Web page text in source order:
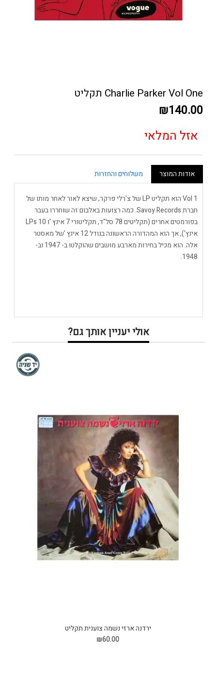
Charlie Parker Vol One תקליט
₪140.00
אזל המלאי
אודות המוצר משלוחים והחזרות
Vol 1 הוא תקליט LP של צ'רלי פרקר, שיצא לאור לאחר מותו של
חברת Savoy Records. כמה רצועות באלבום זה שוחררו בעבר
בפורמטים אחרים (תקליטים 78 סל"ד, תקליטורי 7 אינץ 'ו LPs 10
אינץ'), אך הוא המהדורה הראשונה בגודל 12 אינץ 'של מאסטר
אלה. הוא מכיל בחירות מארבע מושבים שהוקלטו ב- 1947 וב-
1948.
אולי יעניין אותך גם?
ירדנה ארזי נשמה צוענית תקליט
₪60.00